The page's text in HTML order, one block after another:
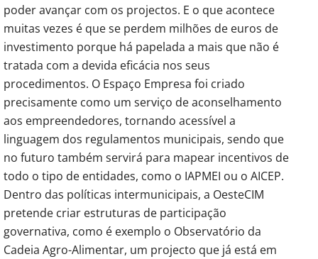
poder avançar com os projectos. E o que acontece
muitas vezes é que se perdem milhões de euros de
investimento porque há papelada a mais que não é
tratada com a devida eficácia nos seus
procedimentos. O Espaço Empresa foi criado
precisamente como um serviço de aconselhamento
aos empreendedores, tornando acessível a
linguagem dos regulamentos municipais, sendo que
no futuro também servirá para mapear incentivos de
todo o tipo de entidades, como o IAPMEI ou o AICEP.
Dentro das políticas intermunicipais, a OesteCIM
pretende criar estruturas de participação
governativa, como é exemplo o Observatório da
Cadeia Agro-Alimentar, um projecto que já está em